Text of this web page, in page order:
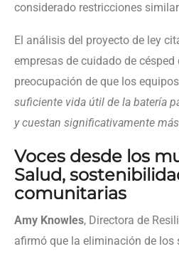
considerado restricciones
El análisis del proyecto de ley
empresas de cuidado de césped
preocupación de que los
suficiente vida útil de la batería
y cuestan significativamente
Voces desde los
Salud,
comunitarias
Amy Knowles, Directora de
afirmó que la eliminación de los